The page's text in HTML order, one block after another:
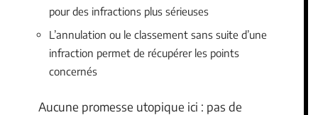
pour des infractions plus sérieuses
L’annulation ou le classement sans suite d’une
infraction permet de récupérer les points
concernés
Aucune promesse utopique ici : pas de